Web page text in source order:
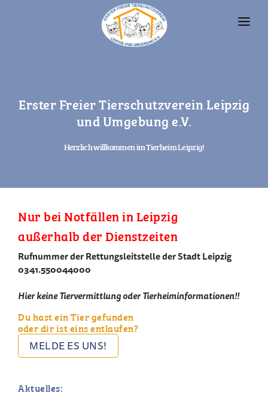
TIERHALTUNG UND RECHT
Erster Freier Tierschutzverein Leipzig
und Umgebung e.V.
Herzlich willkommen im Tierheim Leipzig!
Nur bei Notfällen in Leipzig
außerhalb der Dienstzeiten
Rufnummer der Rettungsleitstelle der Stadt Leipzig
0341.550044000
Hier keine Tiervermittlung oder Tierheiminformationen!!
Du hast ein Tier gefunden
oder dir ist eins entlaufen?
MELDE ES UNS!
Aktuelles: